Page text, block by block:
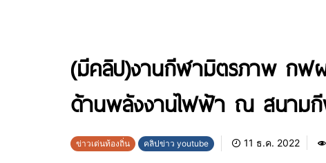
(มีคลิป)งานกีฬามิตรภาพ กฟ
ด้านพลังงานไฟฟ้า ณ สนามกี
ข่าวเด่นท้องถิ่น คลิปข่าว youtube 11 ธ.ค. 2022